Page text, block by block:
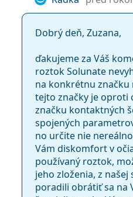
Kategória:
Roztoky
šošovky
Dobrý deň, Zuzana,
ďakujeme za Váš
roztok Solunate
na konkrétnu
tejto značky je oproti
značku kontaktných
spojených
no určite nie
Vám diskomfort v
používaný roztok,
jeho zloženia, z našej
poradili obrátiť sa na